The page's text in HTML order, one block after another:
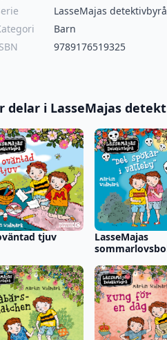
LasseMajas
Barn
9789176519325
delar i LasseMajas
tjuv
LasseMajas